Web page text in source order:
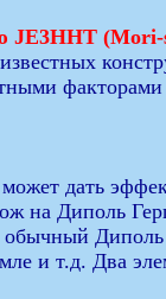
JE3HHT (Mori-
дать
на Диполь
обычный
и т.д. Два